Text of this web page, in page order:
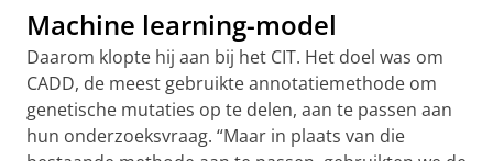
Machine learning-model
Daarom klopte hij aan bij het CIT. Het doel was om
CADD, de meest gebruikte annotatiemethode om
genetische mutaties op te delen, aan te passen aan
hun onderzoeksvraag. “Maar in plaats van die